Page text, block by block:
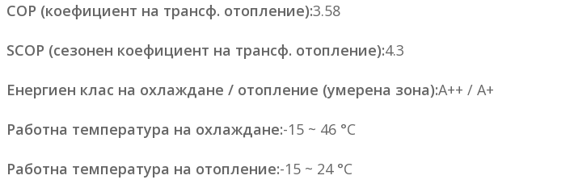
COP (коефициент на трансф. отопление):3.58
SCOP (сезонен коефициент на трансф. отопление):4.3
Енергиен клас на охлаждане / отопление (умерена зона):A++ / A+
Работна температура на охлаждане:-15 ~ 46 °C
Работна температура на отопление:-15 ~ 24 °C